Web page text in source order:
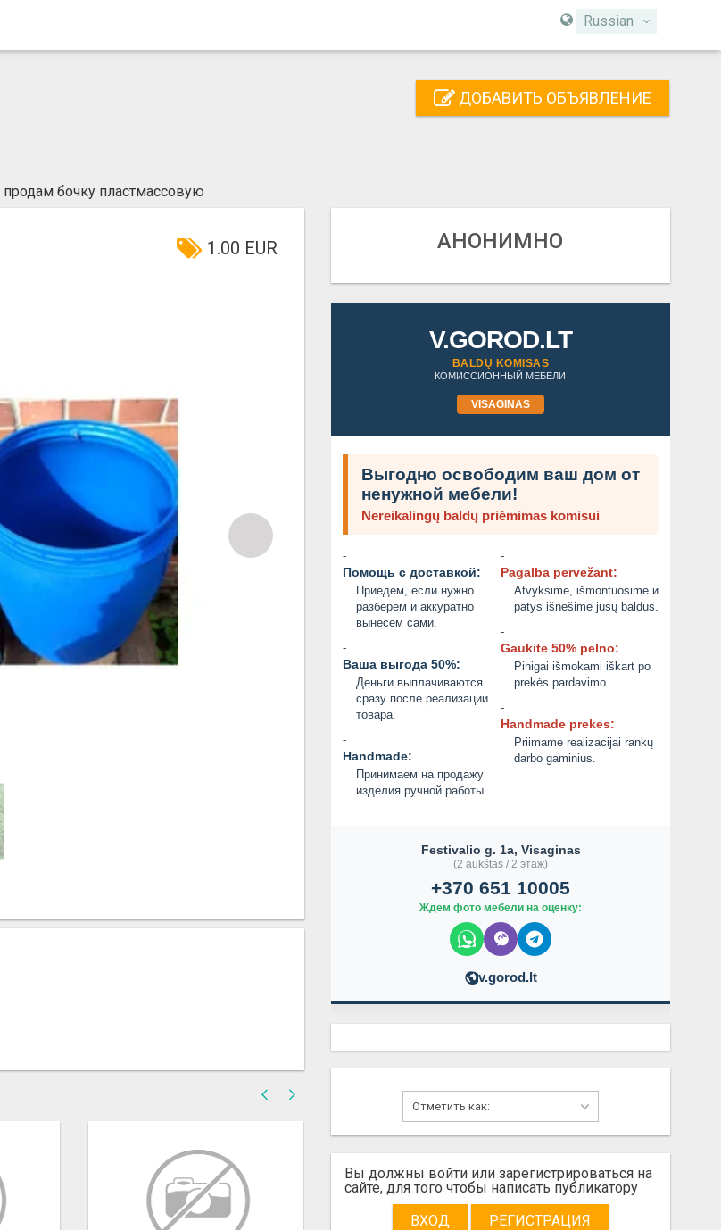
Russian
ДОБАВИТЬ ОБЪЯВЛЕНИЕ
продам бочку пластмассовую
1.00 EUR АНОНИМНО
V.GOROD.LT
BALDŲ KOMISAS
КОМИССИОННЫЙ МЕБЕЛИ
VISAGINAS
Выгодно освободим ваш дом от
ненужной мебели!
Nereikalingų baldų priėmimas komisui
-
Помощь с доставкой:
Приедем, если нужно
разберем и аккуратно
вынесем сами.
-
Ваша выгода 50%:
Деньги выплачиваются
сразу после реализации
товара.
-
Handmade:
Принимаем на продажу
изделия ручной работы.
-
Pagalba pervežant:
Atvyksime, išmontuosime и
patys išnešime jūsų baldus.
-
Gaukite 50% pelno:
Pinigai išmokami iškart po
prekės pardavimo.
-
Handmade prekes:
Priimame realizacijai rankų
darbo gaminius.
Festivalio g. 1a, Visaginas
(2 aukštas / 2 этаж)
+370 651 10005
Ждем фото мебели на оценку:
v.gorod.lt
Вы должны войти или зарегистрироваться на
сайте, для того чтобы написать публикатору
ВХОД
РЕГИСТРАЦИЯ